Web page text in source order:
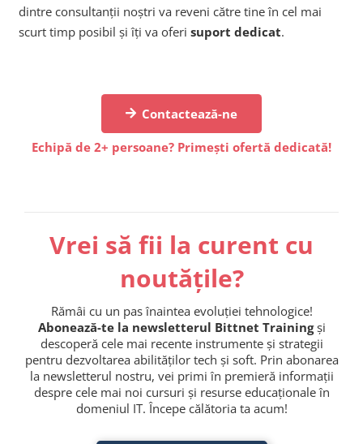
dintre consultanții noștri va reveni către tine în cel mai
scurt timp posibil și îți va oferi suport dedicat.
Contactează-ne
Echipă de 2+ persoane? Primești ofertă dedicată!
Vrei să fii la curent cu
noutățile?
Rămâi cu un pas înaintea evoluției tehnologice!
Abonează-te la newsletterul Bittnet Trainingși
descoperă cele mai recente instrumente și strategii
pentru dezvoltarea abilităților tech și soft. Prin abonarea
la newsletterul nostru, vei primi în premieră informații
despre cele mai noi cursuri și resurse educaționale în
domeniul IT. Începe călătoria ta acum!